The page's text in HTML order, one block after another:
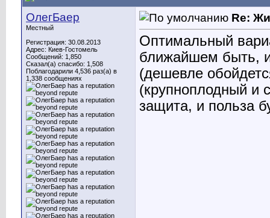
ОлегБаер
Местный
Регистрация: 30.08.2013
Адрес: Киев-Гостомель
Сообщений: 1,850
Сказал(а) спасибо: 1,508
Поблагодарили 4,536 раз(а) в
1,338 сообщениях
Re:
Оптимальный
ближайшем быть,
(дешевле
(крупноплодный и
защита, и польза